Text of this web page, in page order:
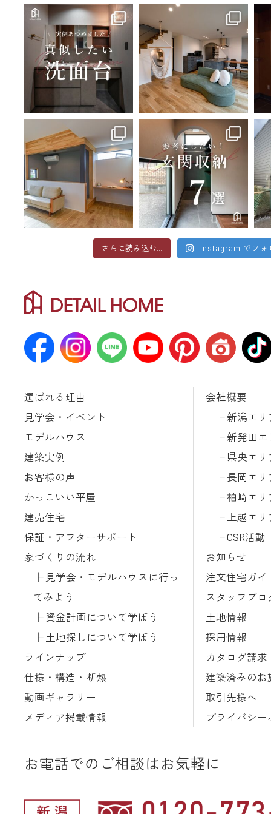
さらに読み込む... Instagram でフォ
選ばれる理由
見学会・イベント
モデルハウス
建築実例
お客様の声
かっこいい平屋
建売住宅
保証・アフターサポート
家づくりの流れ
見学会・モデルハウスに行っ
てみよう
資金計画について学ぼう
土地探しについて学ぼう
ラインナップ
仕様・構造・断熱
動画ギャラリー
メディア掲載情報
会社概要
新潟エリ
新発田エ
県央エリ
長岡エリ
柏崎エリ
上越エリ
CSR活動
お知らせ
注文住宅ガイ
スタッフブロ
土地情報
採用情報
カタログ請求
建築済みのお
取引先様へ
プライバシー
お電話でのご相談はお気軽に